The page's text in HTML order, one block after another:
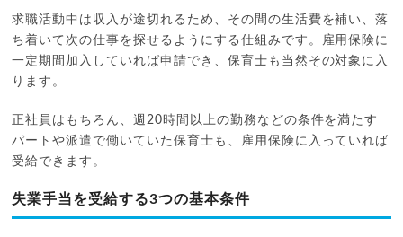
求職活動中は収入が途切れるため、その間の生活費を補い、落
ち着いて次の仕事を探せるようにする仕組みです。雇用保険に
一定期間加入していれば申請でき、保育士も当然その対象に入
ります。
正社員はもちろん、週20時間以上の勤務などの条件を満たす
パートや派遣で働いていた保育士も、雇用保険に入っていれば
受給できます。
失業手当を受給する3つの基本条件